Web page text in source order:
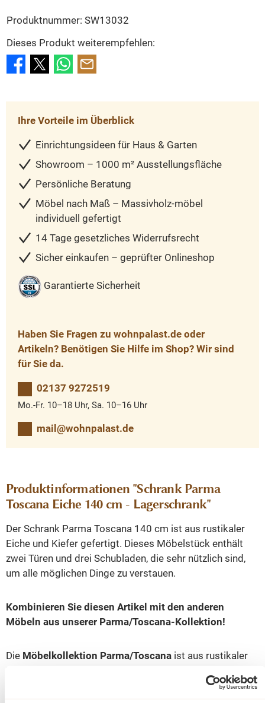
Produktnummer: SW13032
Dieses Produkt weiterempfehlen:
Ihre Vorteile im Überblick
Einrichtungsideen für Haus & Garten
Showroom – 1000 m² Ausstellungsfläche
Persönliche Beratung
Möbel nach Maß – Massivholz-möbel
individuell gefertigt
14 Tage gesetzliches Widerrufsrecht
Sicher einkaufen – geprüfter Onlineshop
Garantierte Sicherheit
Haben Sie Fragen zu wohnpalast.de oder
Artikeln? Benötigen Sie Hilfe im Shop? Wir sind
für Sie da.
02137 9272519
Mo.-Fr. 10–18 Uhr, Sa. 10–16 Uhr
mail@wohnpalast.de
Produktinformationen "Schrank Parma
Toscana Eiche 140 cm - Lagerschrank"
Der Schrank Parma Toscana 140 cm ist aus rustikaler
Eiche und Kiefer gefertigt. Dieses Möbelstück enthält
zwei Türen und drei Schubladen, die sehr nützlich sind,
um alle möglichen Dinge zu verstauen.
Kombinieren Sie diesen Artikel mit den anderen
Möbeln aus unserer Parma/Toscana-Kollektion!
Die Möbelkollektion Parma/Toscana ist aus rustikaler
Eiche und Kiefer gefertigt. Die Eichenholzteile sind leicht
gebürstet und mit einem Öl veredelt. Der weiße